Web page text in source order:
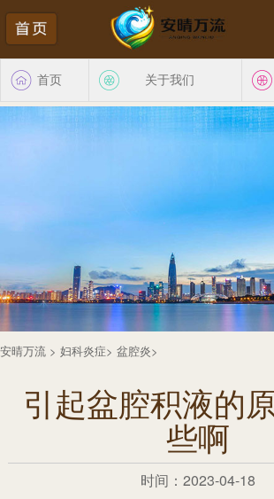
首页 关于我们
安晴万流 > 妇科炎症> 盆腔炎>
引起盆腔积液的
些啊
时间：2023-04-18